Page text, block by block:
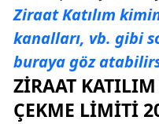
Ziraat Katılım
kanalları, vb. gibi
buraya göz
ZIRAAT
ÇEKME LIMITI